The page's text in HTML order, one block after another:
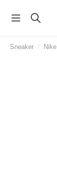
Sneaker / Nike